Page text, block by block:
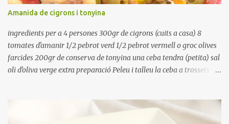
refredar en la mateixa olla. El caldo de coure els fesols, es pot
utilitzar per una crema o sopa. Ingredientes judias -agua -sal
Preparación Ponga las judías a r...
Amanida de cigrons i tonyina
ingredients per a 4 persones 300gr de cigrons (cuits a casa) 8
tomates d'amanir 1/2 pebrot verd 1/2 pebrot vermell o groc olives
farcides 200gr de conserva de tonyina una ceba tendra (petita) sal
oli d'oliva verge extra preparació Peleu i talleu la ceba a trossets i
Renteu les tomates i talleu-les a octaus. Talleu les olives a
rodanxes. Una hora abans de portar a la taula, poseu els cigrons,